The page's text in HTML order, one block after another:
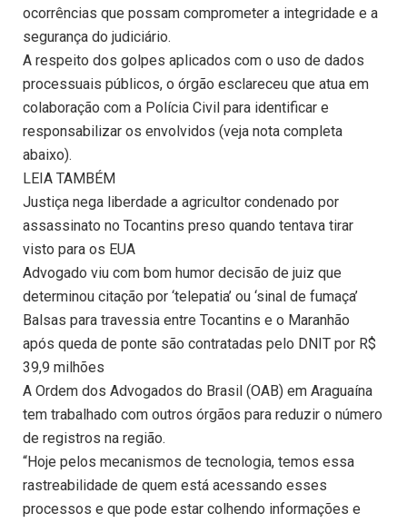
ocorrências que possam comprometer a integridade e a
segurança do judiciário.
A respeito dos golpes aplicados com o uso de dados
processuais públicos, o órgão esclareceu que atua em
colaboração com a Polícia Civil para identificar e
responsabilizar os envolvidos (veja nota completa
abaixo).
LEIA TAMBÉM
Justiça nega liberdade a agricultor condenado por
assassinato no Tocantins preso quando tentava tirar
visto para os EUA
Advogado viu com bom humor decisão de juiz que
determinou citação por ‘telepatia’ ou ‘sinal de fumaça’
Balsas para travessia entre Tocantins e o Maranhão
após queda de ponte são contratadas pelo DNIT por R$
39,9 milhões
A Ordem dos Advogados do Brasil (OAB) em Araguaína
tem trabalhado com outros órgãos para reduzir o número
de registros na região.
“Hoje pelos mecanismos de tecnologia, temos essa
rastreabilidade de quem está acessando esses
processos e que pode estar colhendo informações e